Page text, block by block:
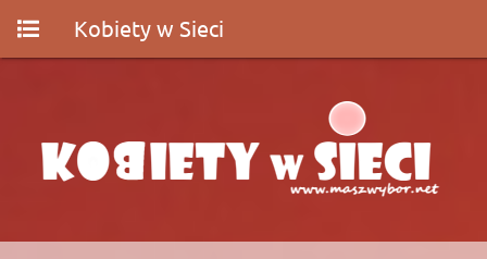
Kobiety w Sieci